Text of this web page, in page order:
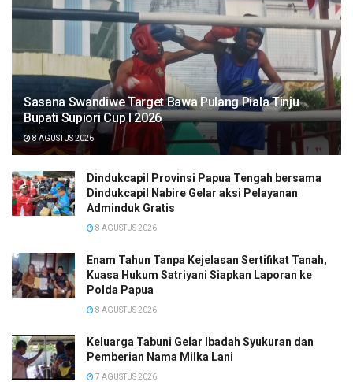
Sasana Swandiwe Target Bawa Pulang Piala Tinju
Bupati Supiori Cup I 2026
8 AGUSTUS 2026
Dindukcapil Provinsi Papua Tengah bersama
Dindukcapil Nabire Gelar aksi Pelayanan
Adminduk Gratis
8 AGUSTUS 2026
Enam Tahun Tanpa Kejelasan Sertifikat Tanah,
Kuasa Hukum Satriyani Siapkan Laporan ke
Polda Papua
8 AGUSTUS 2026
Keluarga Tabuni Gelar Ibadah Syukuran dan
Pemberian Nama Milka Lani
7 AGUSTUS 2026